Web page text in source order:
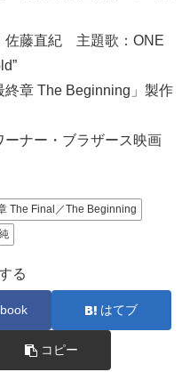
佐藤直紀 主題歌：ONE
章 The Beginning」製作
ナー・ブラザース映画
The Final／The Beginning
る
はてブ
コピー